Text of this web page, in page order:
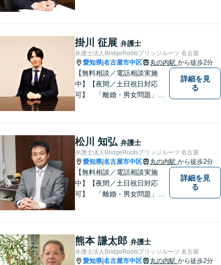
弁護士と事務職員が力を合わ
せ、依頼者のみなさまに満足
していただけるようサポート
いたします！
掛川 征展 弁護士
弁護士法人BridgeRootsブリッジルーツ 名古屋
愛知県|名古屋市中区 丸の内駅 から徒歩2分
【無料相談／電話相談実施
中】【夜間／土日祝日対応
可】 「離婚・男女問題」
弁護士と事務職員が力を合わ
せ、依頼者のみなさまに満足
していただけるようサポート
いたします！
詳細を見
る
松川 知弘 弁護士
弁護士法人BridgeRootsブリッジルーツ 名古屋
愛知県|名古屋市中区 丸の内駅 から徒歩2分
【無料相談／電話相談実施
中】【夜間／土日祝日対応
可】 「離婚・男女問題」
弁護士と事務職員が力を合わ
せ、依頼者のみなさまに満足
していただけるようサポート
詳細を見
る
熊本 謙太郎 弁護士
弁護士法人BridgeRootsブリッジルーツ 名古屋
愛知県|名古屋市中区 丸の内駅 から徒歩2分